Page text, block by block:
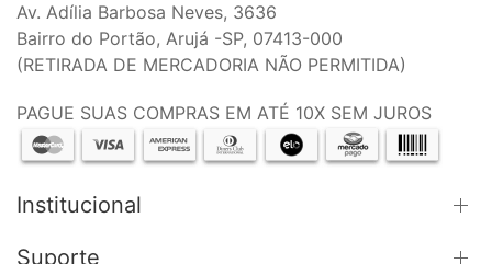
Av. Adília Barbosa Neves, 3636
Bairro do Portão, Arujá -SP, 07413-000
(RETIRADA DE MERCADORIA NÃO PERMITIDA)
PAGUE SUAS COMPRAS EM ATÉ 10X SEM JUROS
Institucional
Suporte